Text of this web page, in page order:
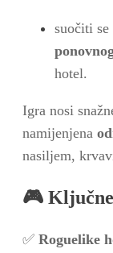
suočiti se
hotel.
Igra nosi
namijenjena
nasiljem,
🎮
✅ Roguelike